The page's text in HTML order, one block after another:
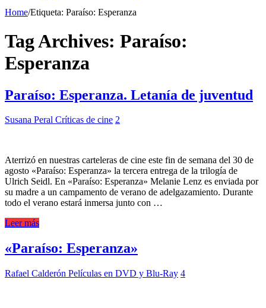
Home/Etiqueta: Paraíso: Esperanza
Tag Archives: Paraíso:
Esperanza
Paraíso: Esperanza. Letanía de juventud
Susana Peral Críticas de cine 2
Aterrizó en nuestras carteleras de cine este fin de semana del 30 de
agosto «Paraíso: Esperanza» la tercera entrega de la trilogía de
Ulrich Seidl. En «Paraíso: Esperanza» Melanie Lenz es enviada por
su madre a un campamento de verano de adelgazamiento. Durante
todo el verano estará inmersa junto con …
Leer más
«Paraíso: Esperanza»
Rafael Calderón Películas en DVD y Blu-Ray 4